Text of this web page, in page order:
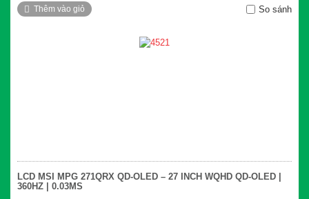
Thêm vào giỏ So sánh
LCD MSI MPG 271QRX QD-OLED – 27 INCH WQHD QD-OLED |
360HZ | 0.03MS